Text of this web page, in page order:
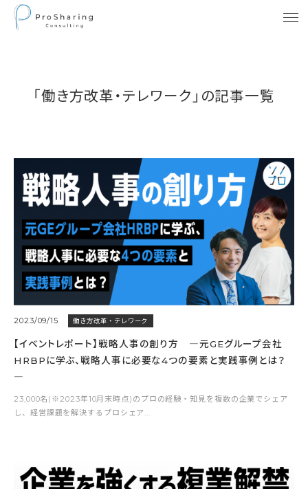
「働き方改革・テレワーク」の記事一覧
2023/09/15 働き方改革・テレワーク
【イベントレポート】戦略人事の創り方 ―元GEグループ会社
HRBPに学ぶ、戦略人事に必要な4つの要素と実践事例とは？
―
23,000名(※2023年10月末時点)のプロの経験・知見を複数の企業でシェア
し、経営課題を解決するプロシェア...